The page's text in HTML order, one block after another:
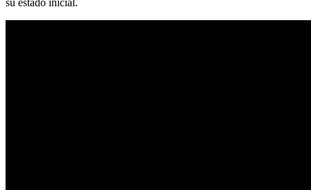
su estado inicial.